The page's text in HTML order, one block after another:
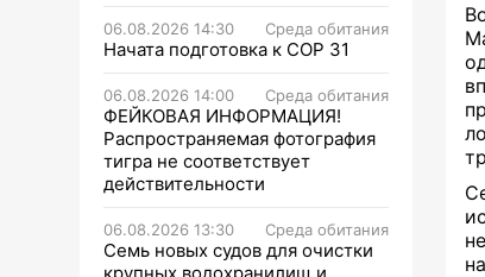
06.08.2026 14:30 Среда обитания
Начата подготовка к СОР 31
06.08.2026 14:00 Среда обитания
ФЕЙКОВАЯ ИНФОРМАЦИЯ!
Распространяемая фотография
тигра не соответствует
действительности
06.08.2026 13:30 Среда обитания
Семь новых судов для очистки
крупных водохранилищ и